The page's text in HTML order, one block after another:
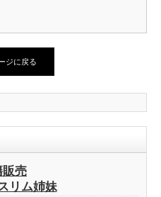
ジに戻る
販売
リム姉妹